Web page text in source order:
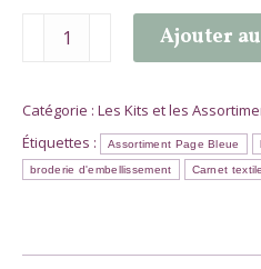
quantité
Page
Bleue
(juillet)
Ajouter
Catégorie : Les Kits et les
Étiquettes :
Assortiment Page Bleue
broderie d'embellissement Carnet textile